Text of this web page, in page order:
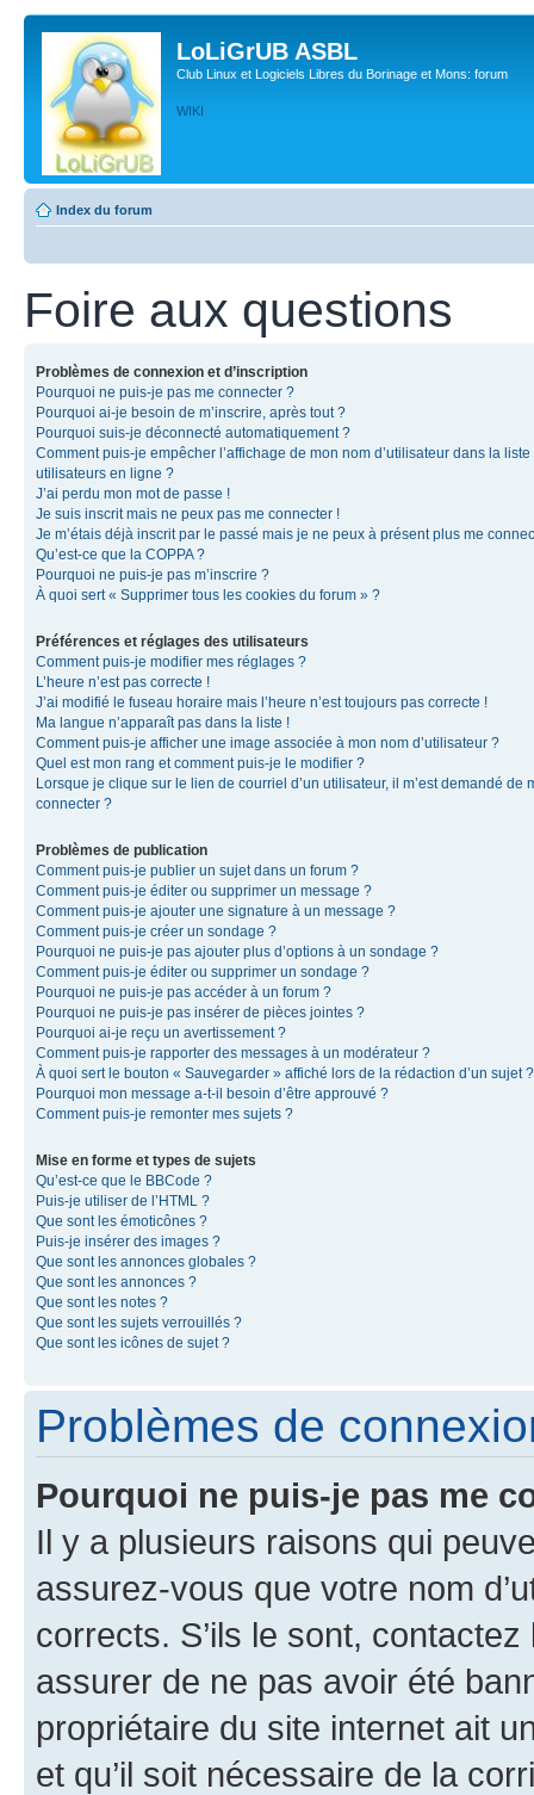
LoLiGrUB ASBL
Club Linux et Logiciels Libres du Borinage et Mons: forum
WIKI
Index du forum
Foire aux questions
Problèmes de connexion et d’inscription
Pourquoi ne puis-je pas me connecter ?
Pourquoi ai-je besoin de m’inscrire, après tout ?
Pourquoi suis-je déconnecté automatiquement ?
Comment puis-je empêcher l’affichage de mon nom d’utilisateur dans la liste
utilisateurs en ligne ?
J’ai perdu mon mot de passe !
Je suis inscrit mais ne peux pas me connecter !
Je m’étais déjà inscrit par le passé mais je ne peux à présent plus me
Qu’est-ce que la COPPA ?
Pourquoi ne puis-je pas m’inscrire ?
À quoi sert « Supprimer tous les cookies du forum » ?
Préférences et réglages des utilisateurs
Comment puis-je modifier mes réglages ?
L’heure n’est pas correcte !
J’ai modifié le fuseau horaire mais l’heure n’est toujours pas correcte !
Ma langue n’apparaît pas dans la liste !
Comment puis-je afficher une image associée à mon nom d’utilisateur ?
Quel est mon rang et comment puis-je le modifier ?
Lorsque je clique sur le lien de courriel d’un utilisateur, il m’est demandé de
connecter ?
Problèmes de publication
Comment puis-je publier un sujet dans un forum ?
Comment puis-je éditer ou supprimer un message ?
Comment puis-je ajouter une signature à un message ?
Comment puis-je créer un sondage ?
Pourquoi ne puis-je pas ajouter plus d’options à un sondage ?
Comment puis-je éditer ou supprimer un sondage ?
Pourquoi ne puis-je pas accéder à un forum ?
Pourquoi ne puis-je pas insérer de pièces jointes ?
Pourquoi ai-je reçu un avertissement ?
Comment puis-je rapporter des messages à un modérateur ?
À quoi sert le bouton « Sauvegarder » affiché lors de la rédaction d’un sujet ?
Pourquoi mon message a-t-il besoin d’être approuvé ?
Comment puis-je remonter mes sujets ?
Mise en forme et types de sujets
Qu’est-ce que le BBCode ?
Puis-je utiliser de l’HTML ?
Que sont les émoticônes ?
Puis-je insérer des images ?
Que sont les annonces globales ?
Que sont les annonces ?
Que sont les notes ?
Que sont les sujets verrouillés ?
Que sont les icônes de sujet ?
Problèmes de
Pourquoi ne puis-je pas me
Il y a plusieurs raisons qui
assurez-vous que votre nom
corrects. S’ils le sont,
assurer de ne pas avoir été
propriétaire du site internet ait
et qu’il soit nécessaire de la